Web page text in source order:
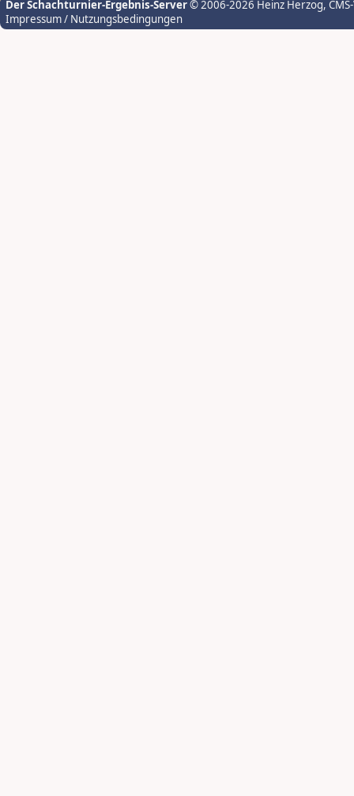
Der Schachturnier-Ergebnis-Server© 2006-2026 Heinz Herzog,
Impressum / Nutzungsbedingungen